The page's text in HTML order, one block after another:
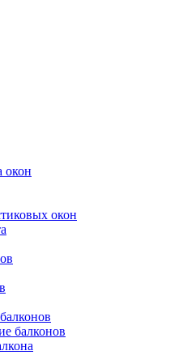
окон
окон
балконов